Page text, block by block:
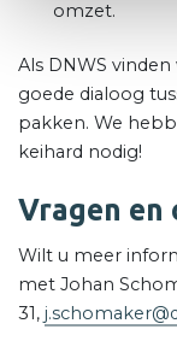
omzet.
Als DNWS
goede dialoog
pakken. We
keihard nodig!
Vragen en
Wilt u meer
met Johan
31,